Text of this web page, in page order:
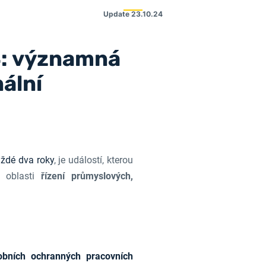
Update 23.10.24
významná
dva roky, je událostí, kterou
oblastiřízení průmyslových,
ochranných pracovních